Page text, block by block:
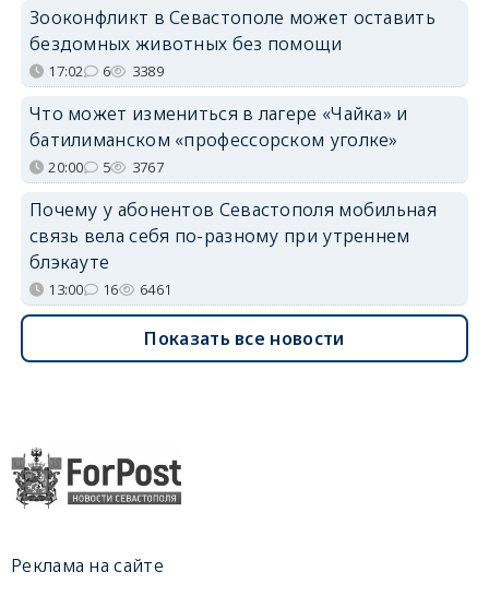
Зооконфликт в Севастополе может оставить
бездомных животных без помощи
17:02 6 3389
Что может измениться в лагере «Чайка» и
батилиманском «профессорском уголке»
20:00 5 3767
Почему у абонентов Севастополя мобильная
связь вела себя по-разному при утреннем
блэкауте
13:00 16 6461
Показать все новости
Реклама на сайте